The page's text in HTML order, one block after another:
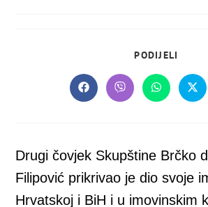
PODIJELI
Opens
in
Opens
in
Opens
in in
Drugi čovjek Skupštine Brčko
Filipović prikrivao je dio svoje
Hrvatskoj i BiH i u imovinskim